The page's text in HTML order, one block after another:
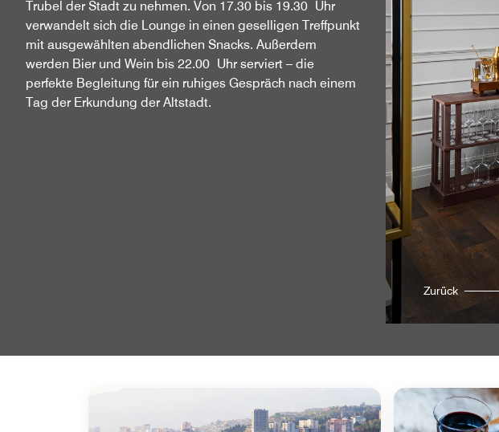
Trubel der Stadt zu nehmen. Von 17.30 bis 19.30 Uhr
verwandelt sich die Lounge in einen geselligen Treffpunkt
mit ausgewählten abendlichen Snacks. Außerdem
werden Bier und Wein bis 22.00 Uhr serviert – die
perfekte Begleitung für ein ruhiges Gespräch nach einem
Tag der Erkundung der Altstadt.
Zurück